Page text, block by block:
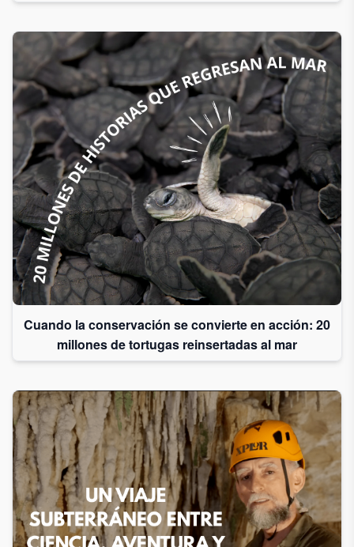
Cuando la conservación se convierte en acción: 20
millones de tortugas reinsertadas al mar
para
a esta lista
de envío.
Aceptar